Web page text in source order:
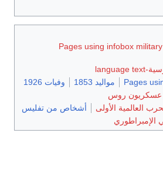
Pages using infobox
Pages
مواليد 1853
وفيات 1926
عسكريون روس
العالمية الأولى
أشخاص من تفليس
الإمبراطوري